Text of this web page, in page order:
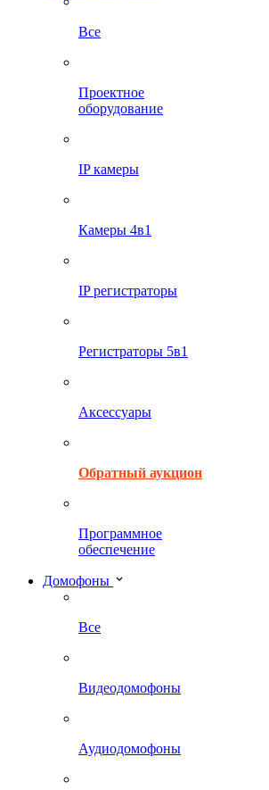
Все
Проектное
оборудование
IP камеры
Камеры 4в1
IP регистраторы
Регистраторы 5в1
Аксессуары
Обратный аукцион
Программное
обеспечение
Домофоны
Все
Видеодомофоны
Аудиодомофоны